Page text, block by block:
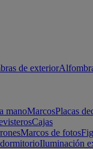
de exterior
manoMarcosPlacas
Cajas
Marcos de fotos
Iluminación